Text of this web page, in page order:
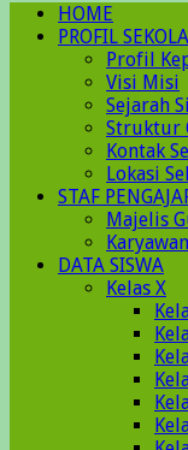
HOME
PROFIL
Profil
Visi Misi
Sejarah
Struktur
Kontak
Lokasi
STAF
Majelis
DATA SISWA
Kelas X